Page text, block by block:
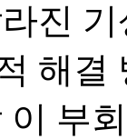
진
해결
이 부